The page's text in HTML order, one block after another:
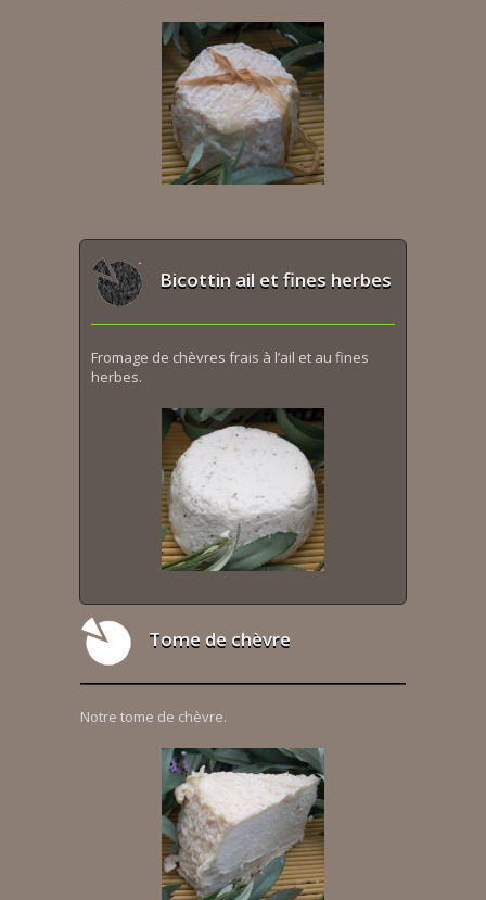
Bicottin ail et fines herbes
Fromage de chèvres frais à l’ail et au fines
herbes.
Tome de chèvre
Notre tome de chèvre.